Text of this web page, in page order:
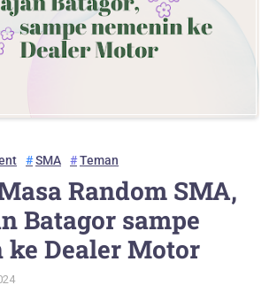
SMA Teman
Random SMA,
Batagor sampe
ke Dealer Motor